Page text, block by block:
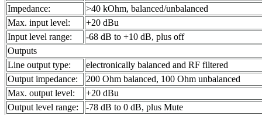
Impedance:
>40 kOhm, balanced/unbalanced
Max. input level:
+20 dBu
Input level range:
-68 dB to +10 dB, plus off
Outputs
Line output type:
electronically balanced and RF filtered
Output impedance:
200 Ohm balanced, 100 Ohm unbalanced
Max. output level:
+20 dBu
Output level range:
-78 dB to 0 dB, plus Mute